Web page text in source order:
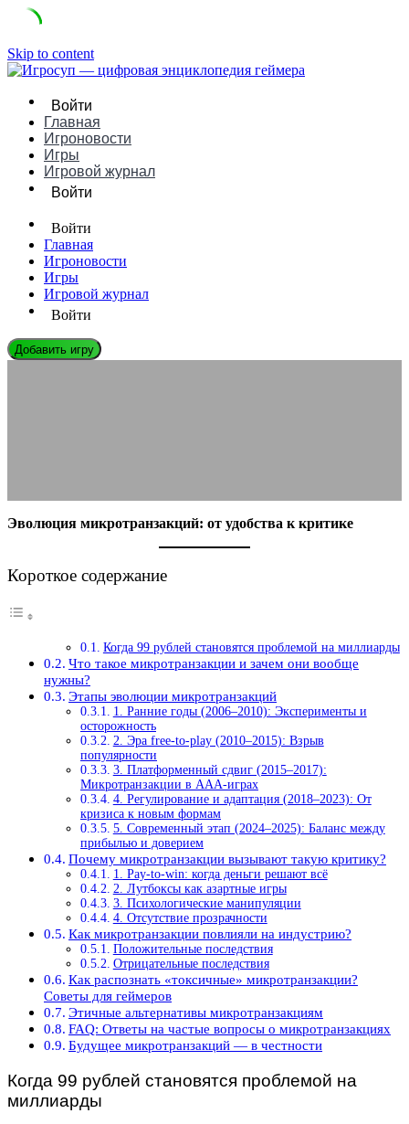
Skip to content
Войти
Главная
Игроновости
Игры
Игровой журнал
Войти
Войти
Главная
Игроновости
Игры
Игровой журнал
Войти
Добавить игру
Эволюция микротранзакций: от удобства к критике
Короткое содержание
Когда 99 рублей становятся проблемой на миллиарды
Что такое микротранзакции и зачем они вообще
нужны?
Этапы эволюции микротранзакций
1. Ранние годы (2006–2010): Эксперименты и
осторожность
2. Эра free-to-play (2010–2015): Взрыв
популярности
3. Платформенный сдвиг (2015–2017):
Микротранзакции в AAA-играх
4. Регулирование и адаптация (2018–2023): От
кризиса к новым формам
5. Современный этап (2024–2025): Баланс между
прибылью и доверием
Почему микротранзакции вызывают такую критику?
1. Pay-to-win: когда деньги решают всё
2. Лутбоксы как азартные игры
3. Психологические манипуляции
4. Отсутствие прозрачности
Как микротранзакции повлияли на индустрию?
Положительные последствия
Отрицательные последствия
Как распознать «токсичные» микротранзакции?
Советы для геймеров
Этичные альтернативы микротранзакциям
FAQ: Ответы на частые вопросы о микротранзакциях
Будущее микротранзакций — в честности
Когда 99 рублей становятся проблемой на
миллиарды